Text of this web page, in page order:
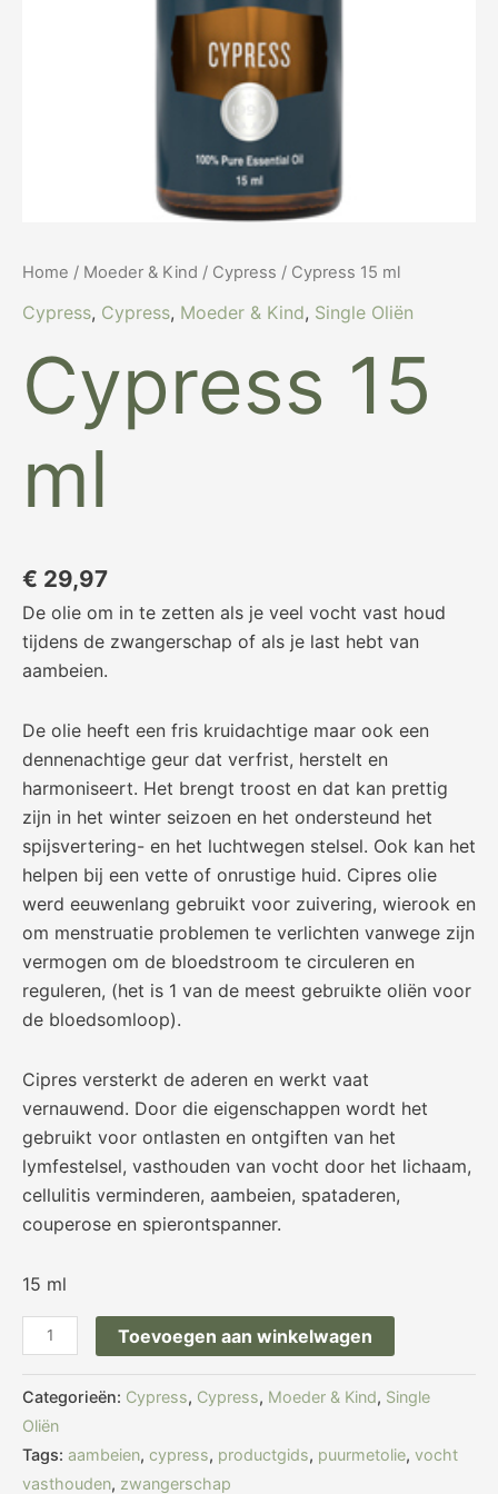
Home / Moeder & Kind / Cypress / Cypress 15 ml
Cypress, Cypress, Moeder & Kind, Single Oliën
Cypress 15
ml
€ 29,97
De olie om in te zetten als je veel vocht vast houd
tijdens de zwangerschap of als je last hebt van
aambeien.
De olie heeft een fris kruidachtige maar ook een
dennenachtige geur dat verfrist, herstelt en
harmoniseert. Het brengt troost en dat kan prettig
zijn in het winter seizoen en het ondersteund het
spijsvertering- en het luchtwegen stelsel. Ook kan het
helpen bij een vette of onrustige huid. Cipres olie
werd eeuwenlang gebruikt voor zuivering, wierook en
om menstruatie problemen te verlichten vanwege zijn
vermogen om de bloedstroom te circuleren en
reguleren, (het is 1 van de meest gebruikte oliën voor
de bloedsomloop).
Cipres versterkt de aderen en werkt vaat
vernauwend. Door die eigenschappen wordt het
gebruikt voor ontlasten en ontgiften van het
lymfestelsel, vasthouden van vocht door het lichaam,
cellulitis verminderen, aambeien, spataderen,
couperose en spierontspanner.
15 ml
Toevoegen aan winkelwagen
Categorieën: Cypress, Cypress, Moeder & Kind, Single
Oliën
Tags: aambeien, cypress, productgids, puurmetolie, vocht
vasthouden, zwangerschap